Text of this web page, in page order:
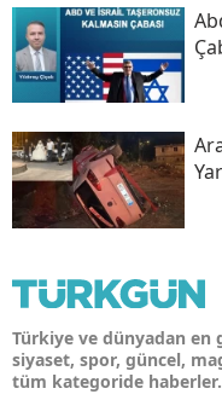
Türkiye ve dünyadan en
siyaset, spor, güncel,
tüm kategoride haberler.